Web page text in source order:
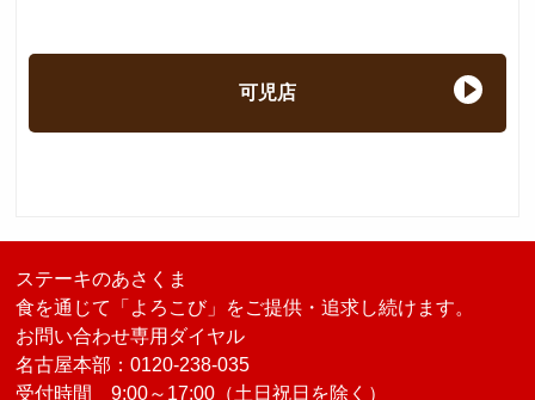
可児店
ステーキのあさくま
食を通じて「よろこび」をご提供・追求し続けます。
お問い合わせ専用ダイヤル
名古屋本部：0120-238-035
受付時間 9:00～17:00（土日祝日を除く）